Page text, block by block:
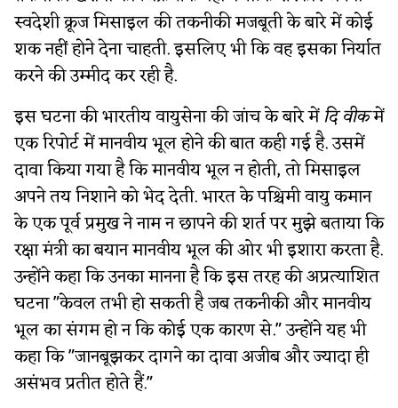
स्वदेशी क्रूज मिसाइल की तकनीकी मजबूती के बारे में कोई
शक नहीं होने देना चाहती. इसलिए भी कि वह इसका निर्यात
करने की उम्मीद कर रही है.
इस घटना की भारतीय वायुसेना की जांच के बारे मेंदि वीकमें
एक रिपोर्ट में मानवीय भूल होने की बात कही गई है. उसमें
दावा किया गया है कि मानवीय भूल न होती, तो मिसाइल
अपने तय निशाने को भेद देती. भारत के पश्चिमी वायु कमान
के एक पूर्व प्रमुख ने नाम न छापने की शर्त पर मुझे बताया कि
रक्षा मंत्री का बयान मानवीय भूल की ओर भी इशारा करता है.
उन्होंने कहा कि उनका मानना है कि इस तरह की अप्रत्याशित
घटना "केवल तभी हो सकती है जब तकनीकी और मानवीय
भूल का संगम हो न कि कोई एक कारण से." उन्होंने यह भी
कहा कि "जानबूझकर दागने का दावा अजीब और ज्यादा ही
असंभव प्रतीत होते हैं."